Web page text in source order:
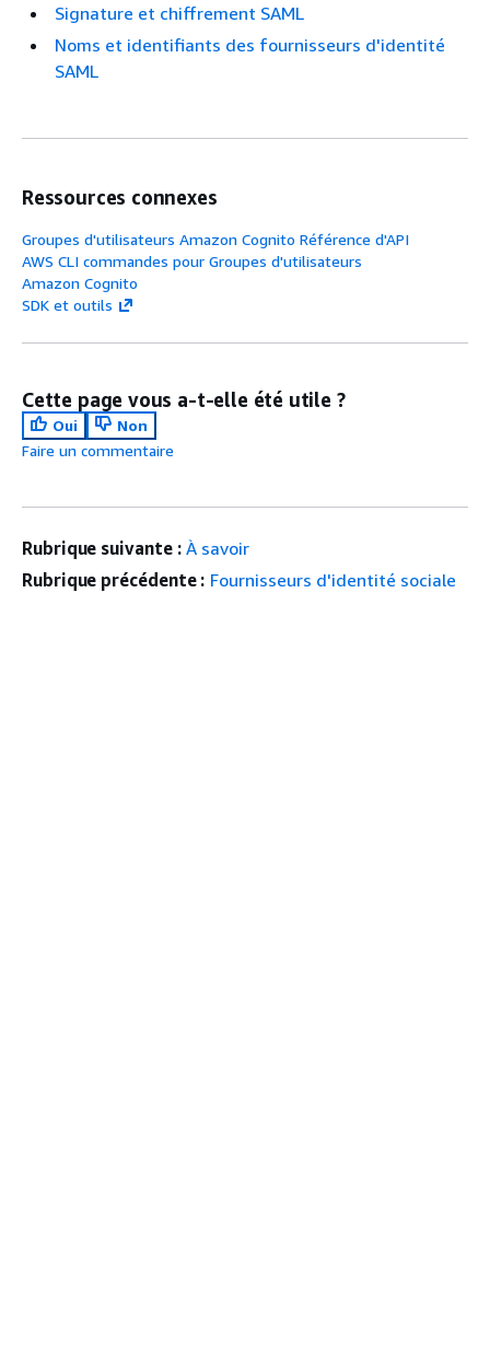
Signature et chiffrement SAML
Noms et identifiants des fournisseurs d'identité
SAML
Ressources connexes
Groupes d'utilisateurs Amazon Cognito Référence d'API
AWS CLI commandes pour Groupes d'utilisateurs
Amazon Cognito
SDK et outils
Cette page vous a-t-elle été utile ?
Oui
Non
Faire un commentaire
Rubrique suivante : À savoir
Rubrique précédente : Fournisseurs d'identité sociale